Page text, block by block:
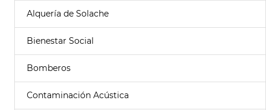
Alquería de Solache
Bienestar Social
Bomberos
Contaminación Acústica